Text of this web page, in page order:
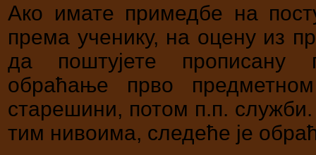
Ако имате примедбе на
према ученику, на оцену из
да поштујете прописану
обраћање прво
старешини, потом п.п.
тим нивоима, следеће је